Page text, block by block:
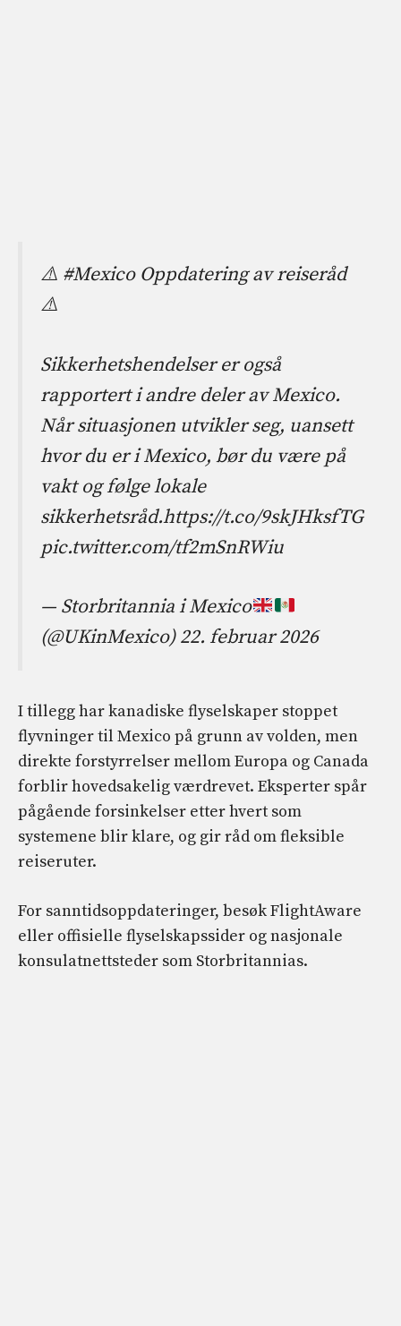
⚠️ #MexicoOppdatering av reiseråd
⚠️
Sikkerhetshendelser er også
rapportert i andre deler av Mexico.
Når situasjonen utvikler seg, uansett
hvor du er i Mexico, bør du være på
vakt og følge lokale
sikkerhetsråd.https://t.co/9skJHksfTG
pic.twitter.com/tf2mSnRWiu
— Storbritannia i Mexico
(@UKinMexico)22. februar 2026
I tillegg har kanadiske flyselskaper stoppet
flyvninger til Mexico på grunn av volden, men
direkte forstyrrelser mellom Europa og Canada
forblir hovedsakelig værdrevet. Eksperter spår
pågående forsinkelser etter hvert som
systemene blir klare, og gir råd om fleksible
reiseruter.
For sanntidsoppdateringer, besøk FlightAware
eller offisielle flyselskapssider og nasjonale
konsulatnettsteder som Storbritannias.